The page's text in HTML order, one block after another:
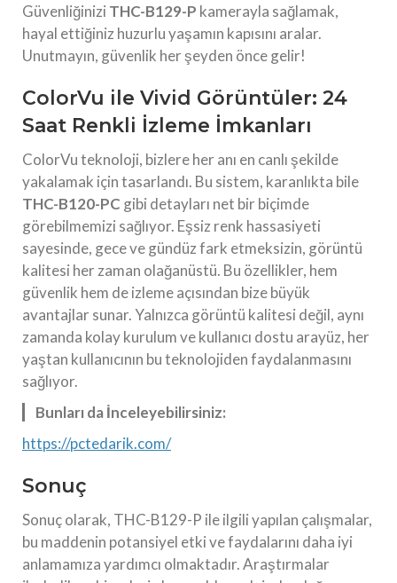
Güvenliğinizi THC-B129-P kamerayla sağlamak,
hayal ettiğiniz huzurlu yaşamın kapısını aralar.
Unutmayın, güvenlik her şeyden önce gelir!
ColorVu ile Vivid Görüntüler: 24
Saat Renkli İzleme İmkanları
ColorVu teknoloji, bizlere her anı en canlı şekilde
yakalamak için tasarlandı. Bu sistem, karanlıkta bile
THC-B120-PC gibi detayları net bir biçimde
görebilmemizi sağlıyor. Eşsiz renk hassasiyeti
sayesinde, gece ve gündüz fark etmeksizin, görüntü
kalitesi her zaman olağanüstü. Bu özellikler, hem
güvenlik hem de izleme açısından bize büyük
avantajlar sunar. Yalnızca görüntü kalitesi değil, aynı
zamanda kolay kurulum ve kullanıcı dostu arayüz, her
yaştan kullanıcının bu teknolojiden faydalanmasını
sağlıyor.
Bunları da İnceleyebilirsiniz:
https://pctedarik.com/
Sonuç
Sonuç olarak, THC-B129-P ile ilgili yapılan çalışmalar,
bu maddenin potansiyel etki ve faydalarını daha iyi
anlamamıza yardımcı olmaktadır. Araştırmalar